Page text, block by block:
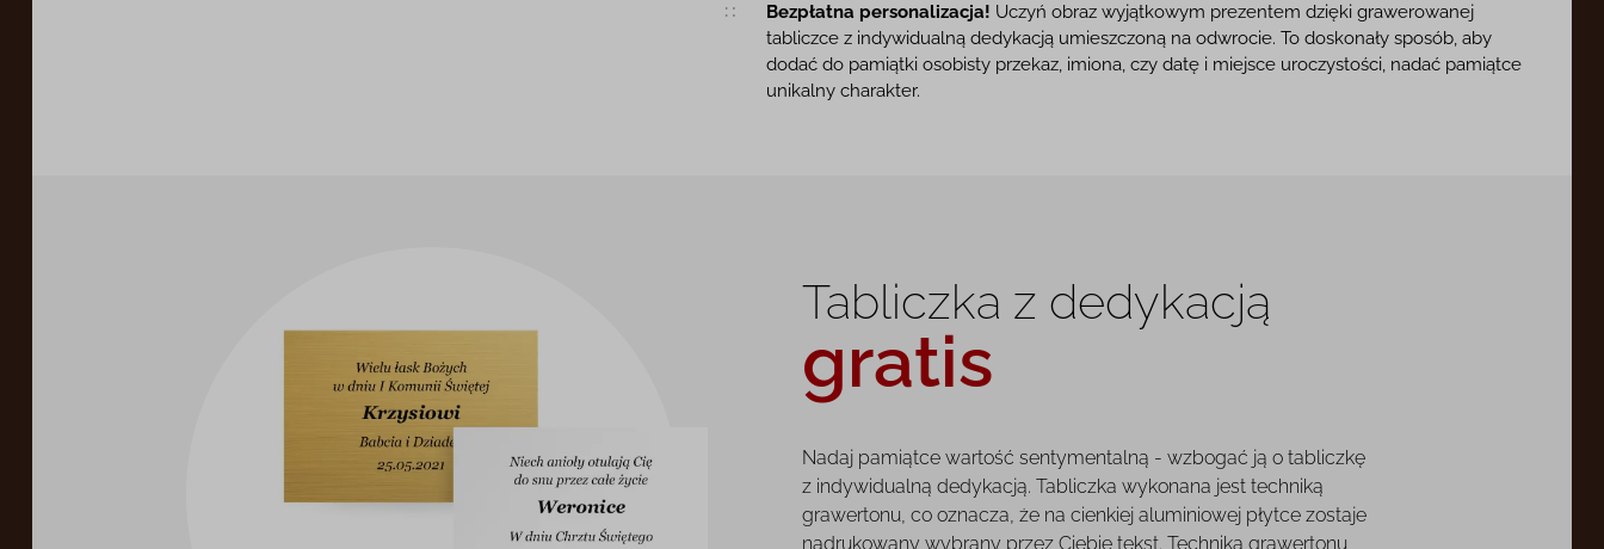
Bezpłatna personalizacja! Uczyń obraz wyjątkowym prezentem dzięki grawerowanej
tabliczce z indywidualną dedykacją umieszczoną na odwrocie. To doskonały sposób, aby
dodać do pamiątki osobisty przekaz, imiona, czy datę i miejsce uroczystości, nadać pamiątce
unikalny charakter.
Tabliczka z dedykacją
gratis
Nadaj pamiątce wartość sentymentalną - wzbogać ją o tabliczkę
z indywidualną dedykacją. Tabliczka wykonana jest techniką
grawertonu, co oznacza, że na cienkiej aluminiowej płytce zostaje
nadrukowany wybrany przez Ciebie tekst. Technika grawertonu